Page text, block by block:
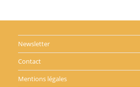
Newsletter
Contact
Mentions légales